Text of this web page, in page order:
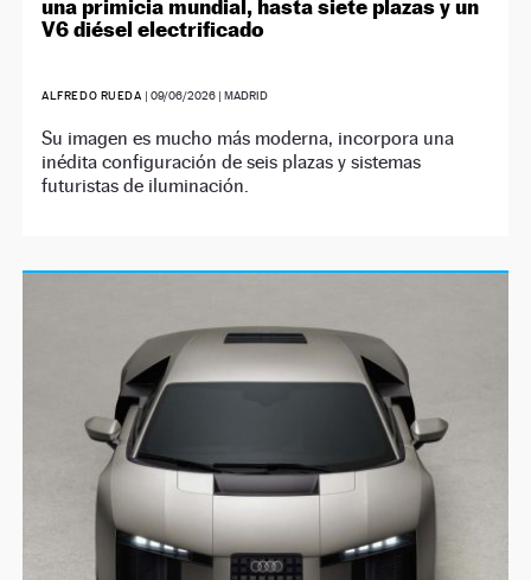
una primicia mundial, hasta siete plazas y un
V6 diésel electrificado
ALFREDO RUEDA |09/06/2026 | MADRID
Su imagen es mucho más moderna, incorpora una
inédita configuración de seis plazas y sistemas
futuristas de iluminación.